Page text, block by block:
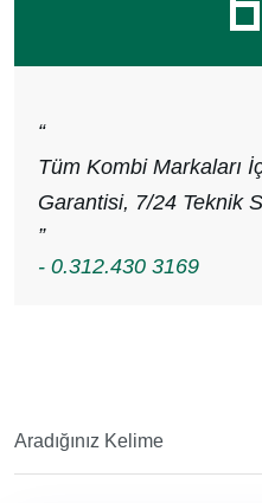
“
Tüm Kombi Markaları
Garantisi, 7/24 Teknik
”
- 0.312.430 3169